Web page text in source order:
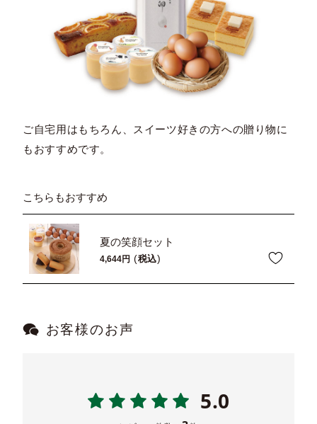
ご自宅用はもちろん、スイーツ好きの方への贈り物に
もおすすめです。
こちらもおすすめ
夏の笑顔セット
4,644 税込
お客様のお声
5.0